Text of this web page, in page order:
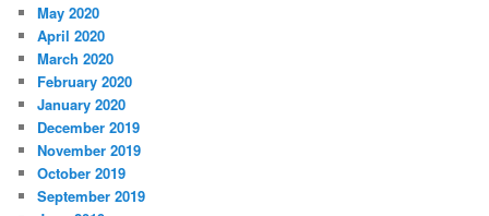
May 2020
April 2020
March 2020
February 2020
January 2020
December 2019
November 2019
October 2019
September 2019